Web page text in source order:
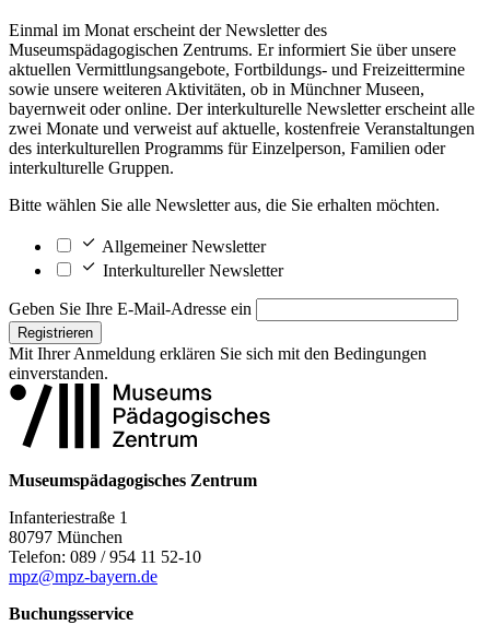
Einmal im Monat erscheint der Newsletter des
Museumspädagogischen Zentrums. Er informiert Sie über unsere
aktuellen Vermittlungsangebote, Fortbildungs- und Freizeittermine
sowie unsere weiteren Aktivitäten, ob in Münchner Museen,
bayernweit oder online. Der interkulturelle Newsletter erscheint alle
zwei Monate und verweist auf aktuelle, kostenfreie Veranstaltungen
des interkulturellen Programms für Einzelperson, Familien oder
interkulturelle Gruppen.
Bitte wählen Sie alle Newsletter aus, die Sie erhalten möchten.
Allgemeiner Newsletter
Interkultureller Newsletter
Geben Sie Ihre E-Mail-Adresse ein
Registrieren
Mit Ihrer Anmeldung erklären Sie sich mit den Bedingungen
einverstanden.
Museumspädagogisches Zentrum
Infanteriestraße 1
80797 München
Telefon: 089 / 954 11 52-10
mpz@mpz-bayern.de
Buchungsservice